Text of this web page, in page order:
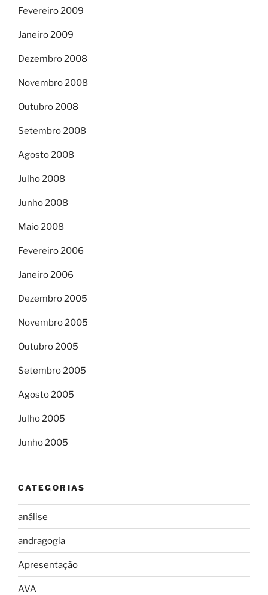
Fevereiro 2009
Janeiro 2009
Dezembro 2008
Novembro 2008
Outubro 2008
Setembro 2008
Agosto 2008
Julho 2008
Junho 2008
Maio 2008
Fevereiro 2006
Janeiro 2006
Dezembro 2005
Novembro 2005
Outubro 2005
Setembro 2005
Agosto 2005
Julho 2005
Junho 2005
CATEGORIAS
análise
andragogia
Apresentação
AVA